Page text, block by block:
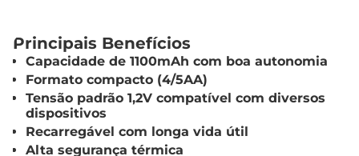
Principais Benefícios
Capacidade de 1100mAh com boa autonomia
Formato compacto (4/5AA)
Tensão padrão 1,2V compatível com diversos
dispositivos
Recarregável com longa vida útil
Alta segurança térmica